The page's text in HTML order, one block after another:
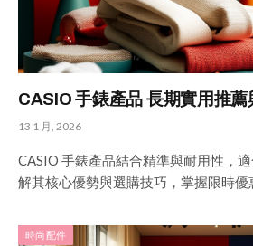
CASIO 手錶產品 長期實用推
13 1 月, 2026
CASIO 手錶產品結合精準與耐用性，
解其核心優勢與選購技巧，掌握限時優
時尚配件